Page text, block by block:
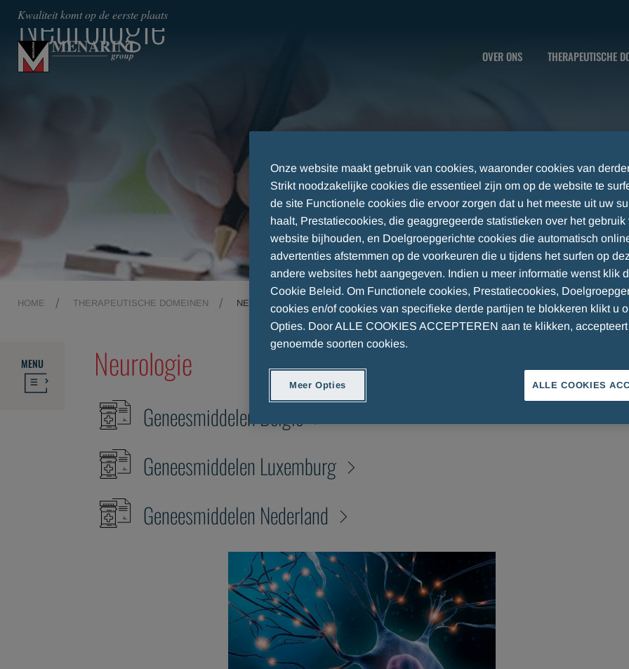
Kwaliteit komt op de eerste plaats
OVER ONS THERAPEUTISCHE
Neurologie
HOME THERAPEUTISCHE DOMEINEN NEUROLOGIE
MENU Neurologie
Geneesmiddelen België
Geneesmiddelen Luxemburg
Geneesmiddelen Nederland
Onze website maakt gebruik van cookies, waaronder cookies van
Strikt noodzakelijke cookies die essentieel zijn om op de website te
de site Functionele cookies die ervoor zorgen dat u het meeste uit uw
haalt, Prestatiecookies, die geaggregeerde statistieken over het gebruik
website bijhouden, en Doelgroepgerichte cookies die automatisch
advertenties afstemmen op de voorkeuren die u tijdens het surfen op
andere websites hebt aangegeven. Indien u meer informatie wenst klik
Cookie Beleid. Om Functionele cookies, Prestatiecookies,
cookies en/of cookies van specifieke derde partijen te blokkeren klikt u
Opties. Door ALLE COOKIES ACCEPTEREN aan te klikken,
genoemde soorten cookies.
Meer Opties ALLE COOKIES